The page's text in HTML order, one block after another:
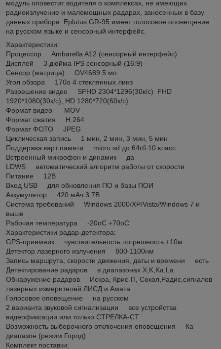
модуль оповестит водителя о комплексах, не имеющих
радиоизлучение и маломощных радарах, занесенных в базу
данных прибора. Eplutus GR-95 имеет голосовое оповещение
на русском языке и сенсорный интерфейс.
Характеристики:
Процессор Ambarella A12 (сенсорный интерфейс)
Дисплей 3 дюйма IPS сенсорный (16:9)
Сенсор (матрица) OV4689 5 мп
Угол обзора 170о 4 стеклянных линз
Разрешение видео SFHD 2304*1296(30к/c) FHD
1920*1080(30к/c), HD 1280*720(60к/c)
Формат видео MOV
Формат сжатия H.264
Формат ФОТО JPEG
Циклическая запись 1 мин, 2 мин, 3 мин, 5 мин
Поддержка карт памяти micro sd до 64гб 10 класс
Встроенный микрофон и динамик да
LDWS автоматический алгоритм работы от скорости
Питание 12В
Вход USB для обновления ПО и базы ПОИ
Аккумулятор 420 мАч 3.7В
Система требований Windows 2000/XP/Vista/Windows 7 и
выше
Рабочая температура -20оС +70оС
Характеристики радар-детектора:
GPS-приемник чувствительность погрешность ±10м
Детектор лазерного излучения 800-1100нм
Запись маршрута, скорости движения, даты и времени есть
Детектирование радаров в диапазонах X,K,Ka,La
Обнаружение радаров Искра, Крис-П, Сокол,Радис,сигналов
лазерных измерителей ЛИСД и Амата
Голосовое оповещение на русском
2 варианта звуковой сигнализации все устройства
видеофиксации или только СТРЕЛКА-СТ
Возможность выборочного отключения оповещения Ка
диапазон (режим Город)
Комплект поставки: